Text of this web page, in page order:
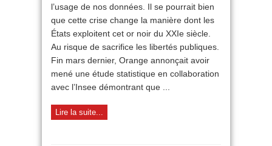
de
la
crise,
libertés
publiques
remises
question
l’usage de nos données. Il se pourrait bien
que cette crise change la manière dont les
États exploitent cet or noir du XXIe siècle.
Au risque de sacrifice les libertés publiques.
Fin mars dernier, Orange annonçait avoir
mené une étude statistique en collaboration
avec l’Insee démontrant que ...
Lire la suite...